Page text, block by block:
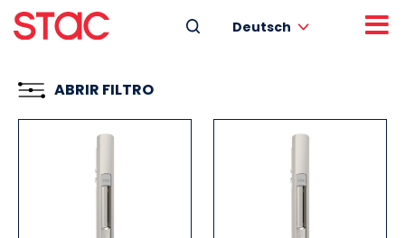
Deutsch
ABRIR FILTRO